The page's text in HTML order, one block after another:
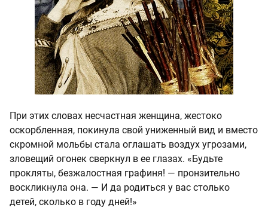
При этих словах несчастная женщина, жестоко
оскорбленная, покинула свой униженный вид и вместо
скромной мольбы стала оглашать воздух угрозами,
зловещий огонек сверкнул в ее глазах. «Будьте
прокляты, безжалостная графиня! — пронзительно
воскликнула она. — И да родиться у вас столько
детей, сколько в году дней!»